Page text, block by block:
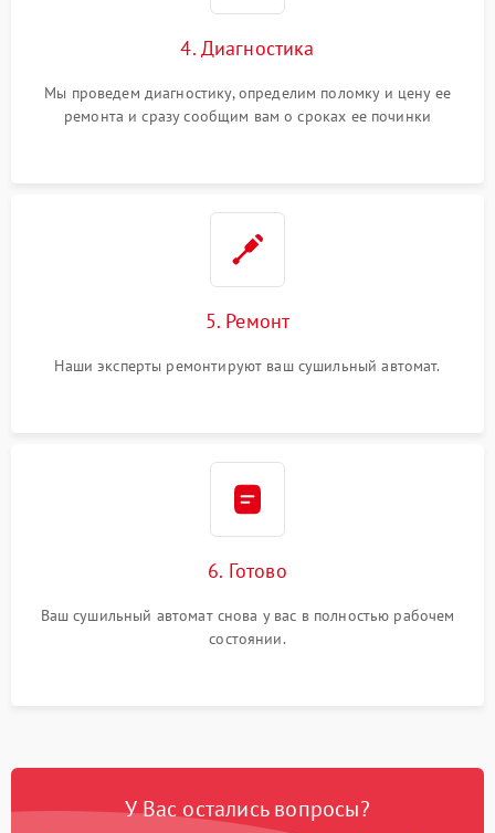
4. Диагностика
Мы проведем диагностику, определим поломку и цену ее
ремонта и сразу сообщим вам о сроках ее починки
5. Ремонт
Наши эксперты ремонтируют ваш сушильный автомат.
6. Готово
Ваш сушильный автомат снова у вас в полностью рабочем
состоянии.
У Вас остались вопросы?